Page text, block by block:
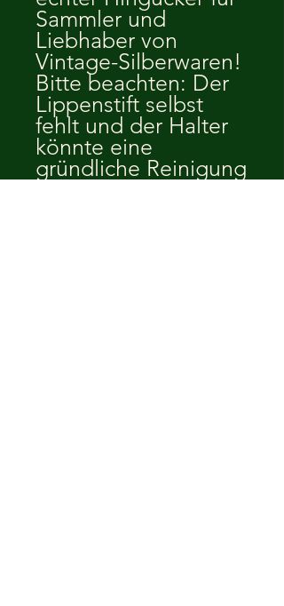
Sammler und
Liebhaber von
Vintage-Silberwaren!
Bitte beachten: Der
Lippenstift selbst
fehlt und der Halter
könnte eine
gründliche Reinigung